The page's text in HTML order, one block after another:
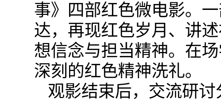
事》四部红色微电影。
达，再现红色岁月、讲
想信念与担当精神。在
深刻的红色精神洗礼。
观影结束后，交流研